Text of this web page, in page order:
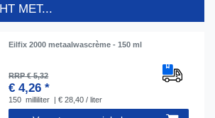
MET...
Eilfix 2000 metaalwascrème - 150 ml
RRP € 5,32
€ 4,26 *
150 milliliter | € 28,40 / liter